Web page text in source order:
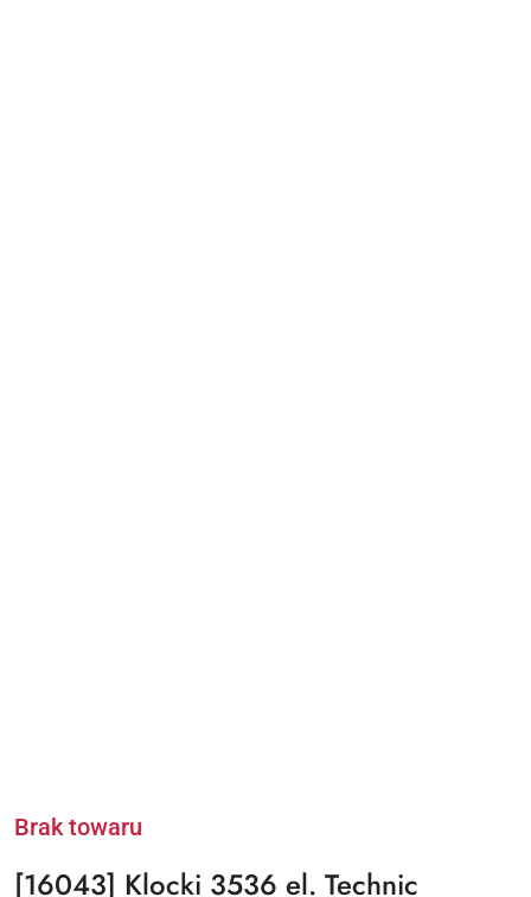
Brak towaru
[16043] Klocki 3536 el. Technic